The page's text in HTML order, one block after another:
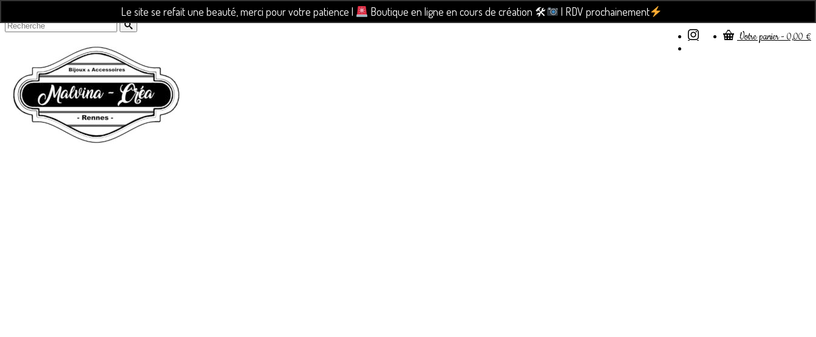
Le site se refait une beauté, merci pour votre patience | Boutique en ligne en cours de création 🛠 | RDV prochainement
Votre panier- 0,00€
Rechercher :